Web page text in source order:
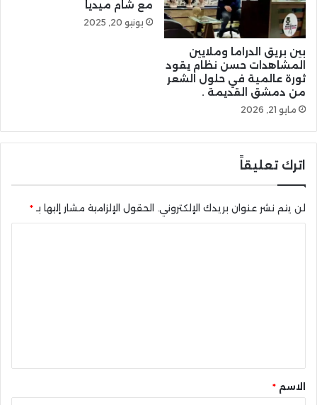
بين بريق الدراما وملايين
المشاهدات حسن نظام يقود
ثورة عالمية في حلول الشعر
من دمشق القديمة .
مايو 21, 2026
مع شام ميديا
يونيو 20, 2025
اترك تعليقاً
لن يتم نشر عنوان بريدك الإلكتروني. الحقول الإلزامية مشار إليها بـ *
*الاسم *